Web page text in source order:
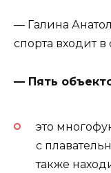
— Галина
спорта входит
— Пять
это
с
также